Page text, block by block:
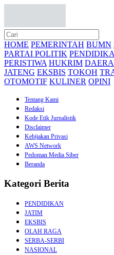
HOME PEMERINTAH BUMN
PARTAI POLITIK
PERISTIWA HUKRIM
JATENG EKSBIS TOKOH
OTOMOTIF KULINER OPINI
Tentang Kami
Redaksi
Kode Etik Jurnalistik
Disclaimer
Kebijakan Privasi
AWS Network
Pedoman Media Siber
Beranda
Kategori Berita
PENDIDIKAN
JATIM
EKSBIS
OLAH RAGA
SERBA-SERBI
NASIONAL